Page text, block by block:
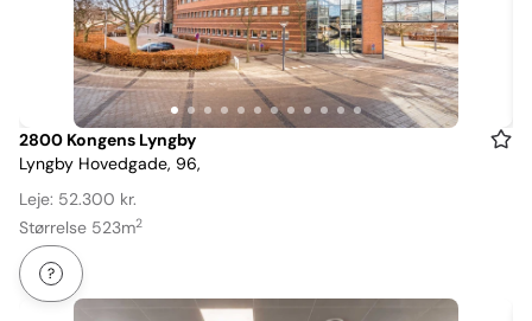
Item
1
of
12
2800 Kongens Lyngby
Lyngby Hovedgade, 96,
Leje: 52.300 kr.
Størrelse 523m2